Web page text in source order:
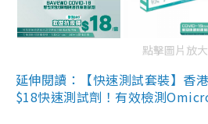
點擊圖片放大
延伸閱讀：【快速測試套裝】香
$18快速測試劑！有效檢測